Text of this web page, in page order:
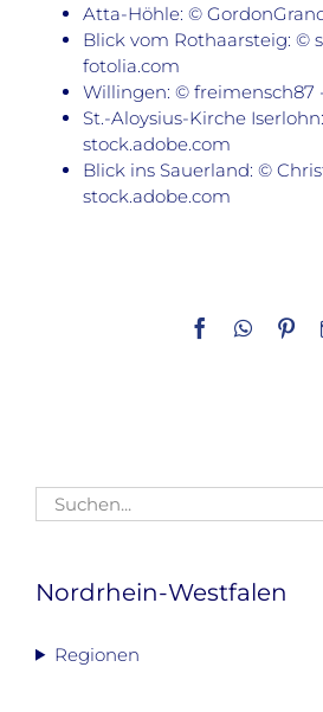
Atta-Höhle: ©
Blick vom Rothaarsteig: ©
fotolia.com
Willingen: © freimensch87
St.-Aloysius-Kirche
stock.adobe.com
Blick ins Sauerland: ©
stock.adobe.com
Facebook
Suche
nach:
Nordrhein-Westfalen
Regionen